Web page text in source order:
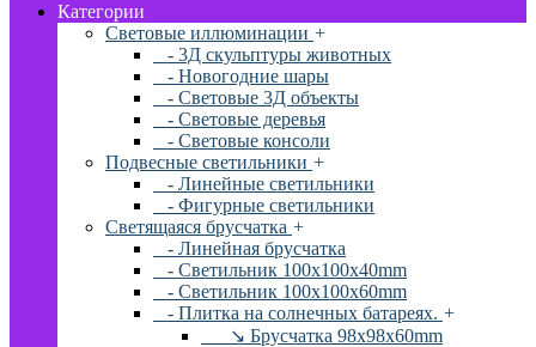
Категории
Световые иллюминации +
- 3Д скульптуры животных
- Новогодние шары
- Световые 3Д объекты
- Световые деревья
- Световые консоли
Подвесные светильники +
- Линейные светильники
- Фигурные светильники
Светящаяся брусчатка +
- Линейная брусчатка
- Светильник 100x100x40mm
- Светильник 100x100x60mm
- Плитка на солнечных батареях. +
↘ Брусчатка 98x98x60mm